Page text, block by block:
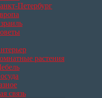
Петербург
растения
связь